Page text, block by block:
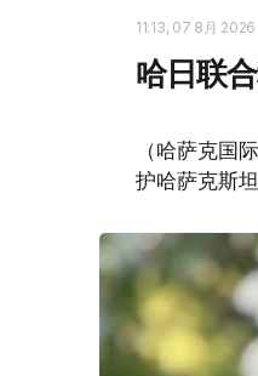
11:13, 07 8月 2026
哈日联
（哈萨克国
护哈萨克斯